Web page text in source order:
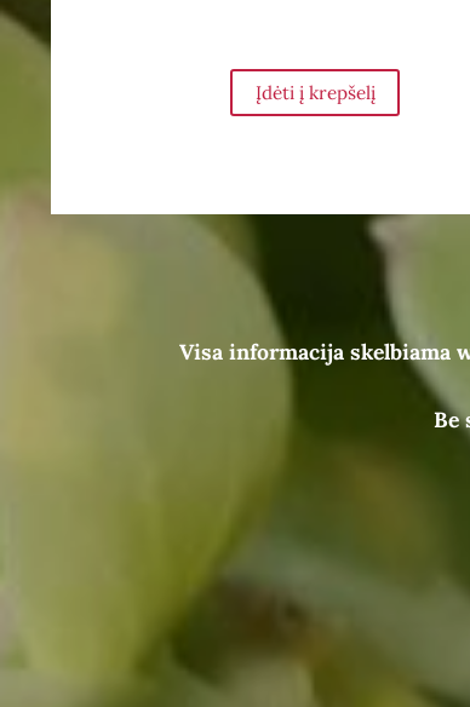
Įdėti į krepšelį
Visa informacija skelbiama
Be